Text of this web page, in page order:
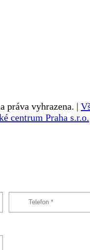
práva vyhrazena. |
centrum Praha s.r.o.